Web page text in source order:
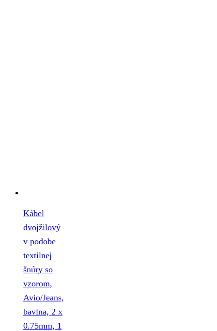
Kábel
dvojžilový
v podobe
textilnej
šnúry so
vzorom,
Avio/Jeans,
bavlna, 2 x
0.75mm, 1